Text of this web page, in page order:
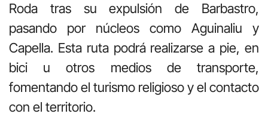
Roda tras su expulsión de Barbastro,
pasando por núcleos como Aguinaliu y
Capella. Esta ruta podrá realizarse a pie, en
bici u otros medios de transporte,
fomentando el turismo religioso y el contacto
con el territorio.